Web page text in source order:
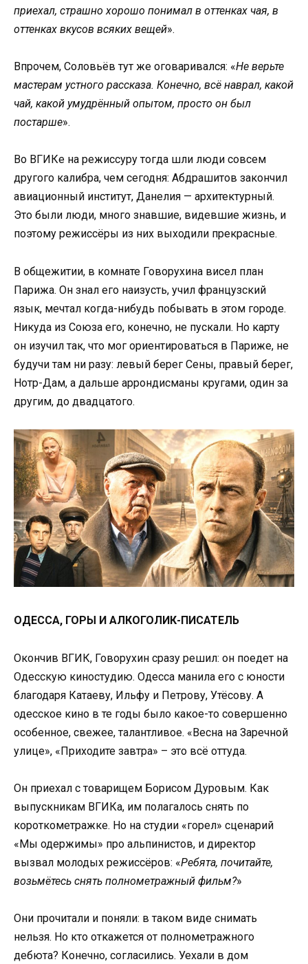
приехал, страшно хорошо понимал в оттенках чая, в
оттенках вкусов всяких вещей».
Впрочем, Соловьёв тут же оговаривался: «Не верьте
мастерам устного рассказа. Конечно, всё наврал, какой
чай, какой умудрённый опытом, просто он был
постарше».
Во ВГИКе на режиссуру тогда шли люди совсем
другого калибра, чем сегодня: Абдрашитов закончил
авиационный институт, Данелия — архитектурный.
Это были люди, много знавшие, видевшие жизнь, и
поэтому режиссёры из них выходили прекрасные.
В общежитии, в комнате Говорухина висел план
Парижа. Он знал его наизусть, учил французский
язык, мечтал когда-нибудь побывать в этом городе.
Никуда из Союза его, конечно, не пускали. Но карту
он изучил так, что мог ориентироваться в Париже, не
будучи там ни разу: левый берег Сены, правый берег,
Нотр-Дам, а дальше аррондисманы кругами, один за
другим, до двадцатого.
ОДЕССА, ГОРЫ И АЛКОГОЛИК-ПИСАТЕЛЬ
Окончив ВГИК, Говорухин сразу решил: он поедет на
Одесскую киностудию. Одесса манила его с юности
благодаря Катаеву, Ильфу и Петрову, Утёсову. А
одесское кино в те годы было какое-то совершенно
особенное, свежее, талантливое. «Весна на Заречной
улице», «Приходите завтра» – это всё оттуда.
Он приехал с товарищем Борисом Дуровым. Как
выпускникам ВГИКа, им полагалось снять по
короткометражке. Но на студии «горел» сценарий
«Мы одержимы» про альпинистов, и директор
вызвал молодых режиссёров: «Ребята, почитайте,
возьмётесь снять полнометражный фильм?»
Они прочитали и поняли: в таком виде снимать
нельзя. Но кто откажется от полнометражного
дебюта? Конечно, согласились. Уехали в дом